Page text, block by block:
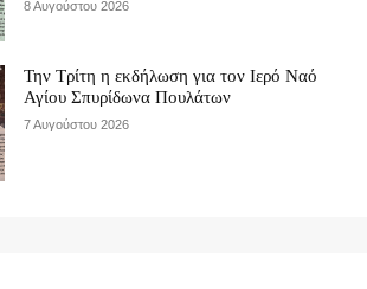
8 Αυγούστου 2026
Την Τρίτη η εκδήλωση για τον Ιερό Ναό
Αγίου Σπυρίδωνα Πουλάτων
7 Αυγούστου 2026